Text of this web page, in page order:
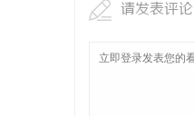
请发表评论